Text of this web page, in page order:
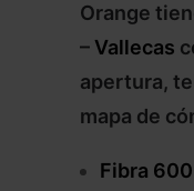
Orange
– Vallecas
apertura,
mapa de
Fibra